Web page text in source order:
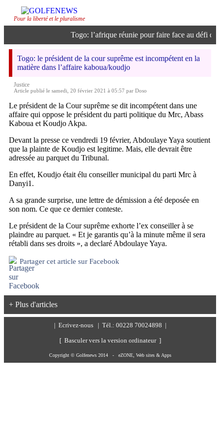
Pour la liberté et le pluralisme
Togo: l’afrique réunie pour faire face au défi
Togo: le président de la cour suprême est incompétent en la
matière dans l’affaire kaboua/koudjo
Justice
Article publié le samedi, 20 février 2021 à 05:57 par Doso
Le président de la Cour suprême se dit incompétent dans une
affaire qui oppose le président du parti politique du Mrc, Abass
Kaboua et Koudjo Akpa.
Devant la presse ce vendredi 19 février, Abdoulaye Yaya soutient
que la plainte de Koudjo est legitime. Mais, elle devrait être
adressée au parquet du Tribunal.
En effet, Koudjo était élu conseiller municipal du parti Mrc à
Danyi1.
A sa grande surprise, une lettre de démission a été deposée en
son nom. Ce que ce dernier conteste.
Le président de la Cour suprême exhorte l’ex conseiller à se
plaindre au parquet. « Et je garantis qu’à la minute même il sera
rétabli dans ses droits », a declaré Abdoulaye Yaya.
Partager cet article sur Facebook
+ Plus d'articles
Ecrivez-nous | Tél.: 00228 70024898 |
[ Basculer vers la version ordinateur ]
Copyright © Golfenews 2014 - eZONE, Web sites & Apps